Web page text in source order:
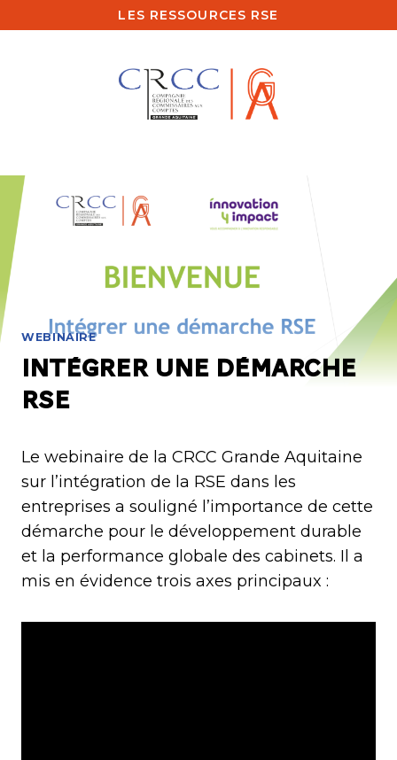
to
LES RESSOURCES RSE
WEBINAIRE
Intégrer une démarche
RSE
Le webinaire de la CRCC Grande Aquitaine
sur l’intégration de la RSE dans les
entreprises a souligné l’importance de cette
démarche pour le développement durable
et la performance globale des cabinets. Il a
mis en évidence trois axes principaux :